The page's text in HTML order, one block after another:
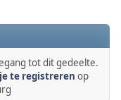
tot dit gedeelte.
te registreren op